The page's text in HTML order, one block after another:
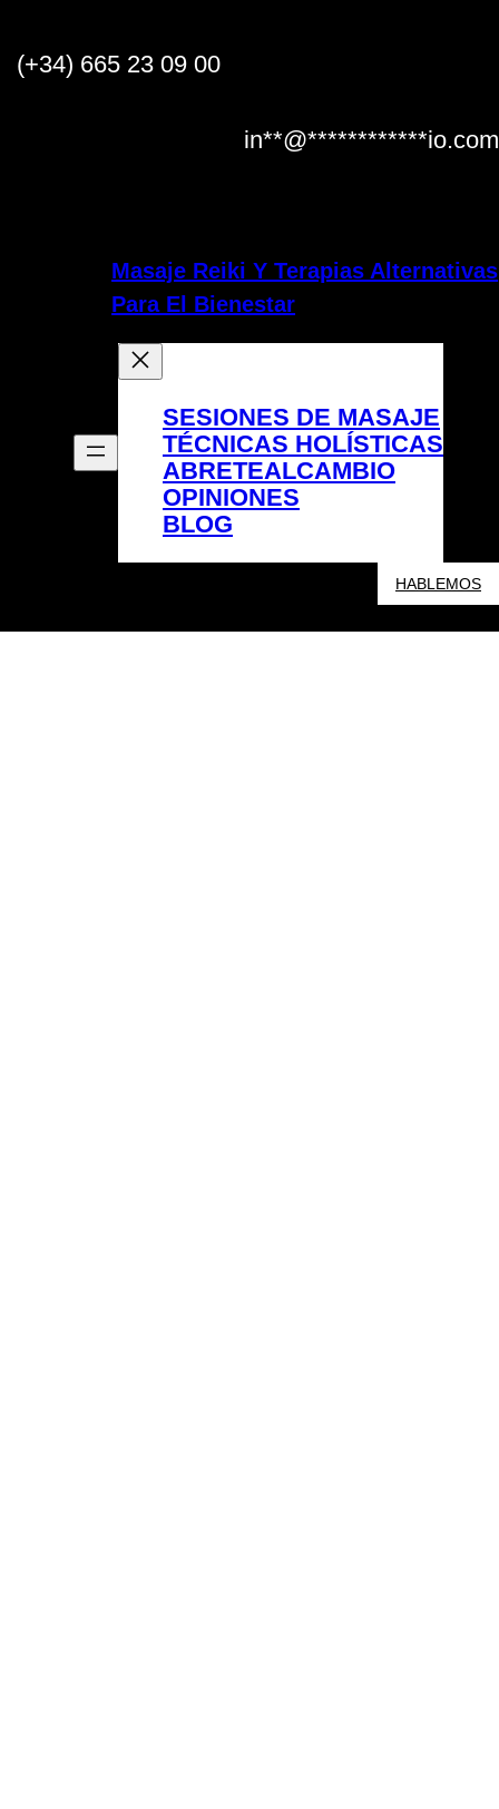
contenido
(+34) 665 23 09 00
in**@************io.com
Masaje Reiki Y Terapias Alternativas
Para El Bienestar
SESIONES DE MASAJE
TÉCNICAS HOLÍSTICAS
ABRETEALCAMBIO
OPINIONES
BLOG
HABLEMOS